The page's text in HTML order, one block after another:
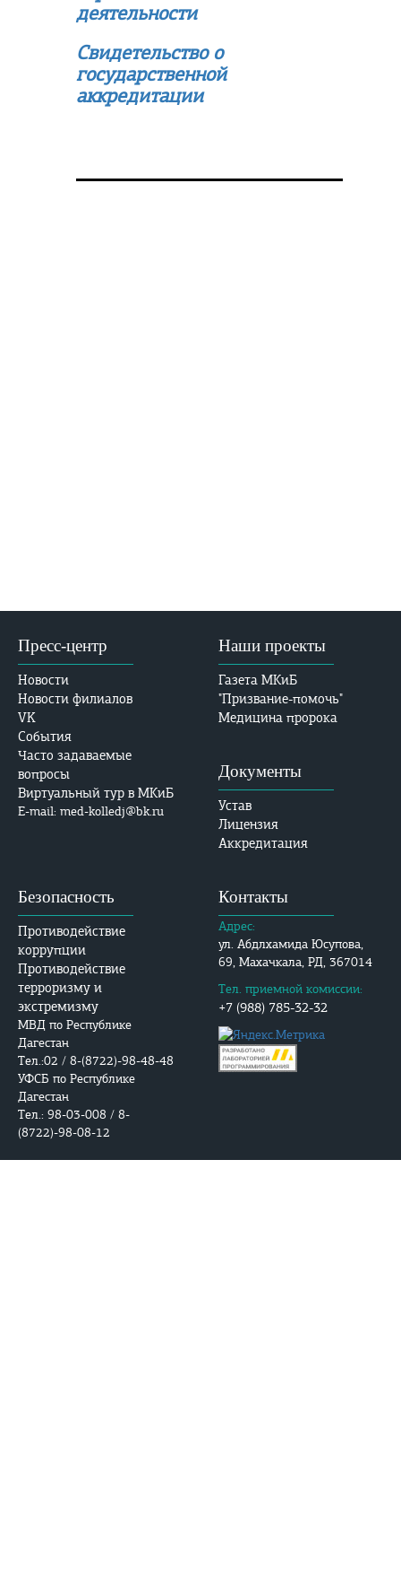
деятельности
Свидетельство о
государственной
аккредитации
Пресс-центр
Новости
Новости филиалов
VK
События
Часто задаваемые
вопросы
Виртуальный тур в МКиБ
E-mail: med-kolledj@bk.ru
Наши проекты
Газета МКиБ
"Призвание-помочь"
Медицина пророка
Документы
Устав
Лицензия
Аккредитация
Безопасность
Противодействие
коррупции
Противодействие
терроризму и
экстремизму
МВД по Республике
Дагестан
Тел.:02 / 8-(8722)-98-48-48
УФСБ по Республике
Дагестан
Тел.: 98-03-008 / 8-
(8722)-98-08-12
Контакты
Адрес:
ул. Абдлхамида Юсупова,
69, Махачкала, РД, 367014
Тел. приемной комиссии:
+7 (988) 785-32-32